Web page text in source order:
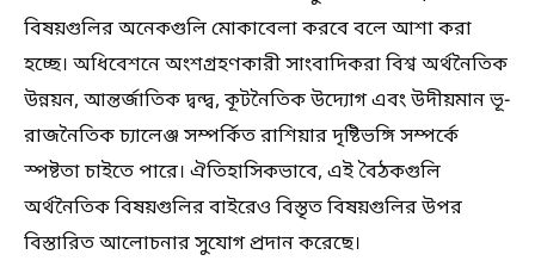
বিষয়গুলির অনেকগুলি মোকাবেলা করবে বলে আশা করা
হচ্ছে। অধিবেশনে অংশগ্রহণকারী সাংবাদিকরা বিশ্ব অর্থনৈতিক
উন্নয়ন, আন্তর্জাতিক দ্বন্দ্ব, কূটনৈতিক উদ্যোগ এবং উদীয়মান ভূ-
রাজনৈতিক চ্যালেঞ্জ সম্পর্কিত রাশিয়ার দৃষ্টিভঙ্গি সম্পর্কে
স্পষ্টতা চাইতে পারে। ঐতিহাসিকভাবে, এই বৈঠকগুলি
অর্থনৈতিক বিষয়গুলির বাইরেও বিস্তৃত বিষয়গুলির উপর
বিস্তারিত আলোচনার সুযোগ প্রদান করেছে।